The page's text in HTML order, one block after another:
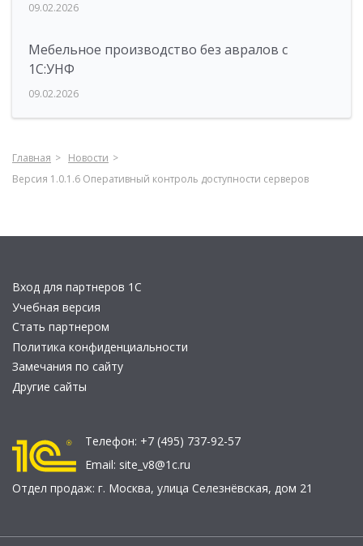
09.02.2026
Мебельное производство без авралов с
1С:УНФ
09.02.2026
Главная
Новости
Версия 1.0.1.6 Оперативный контроль доступности серверов
Вход для партнеров 1С
Учебная версия
Стать партнером
Политика конфиденциальности
Замечания по сайту
Другие сайты
Телефон: +7 (495) 737-92-57
Email: site_v8@1c.ru
Отдел продаж: г. Москва, улица Селезнёвская, дом 21